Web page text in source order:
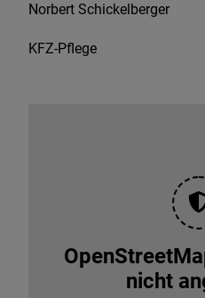
Norbert Schickelberger
KFZ-Pflege
nicht